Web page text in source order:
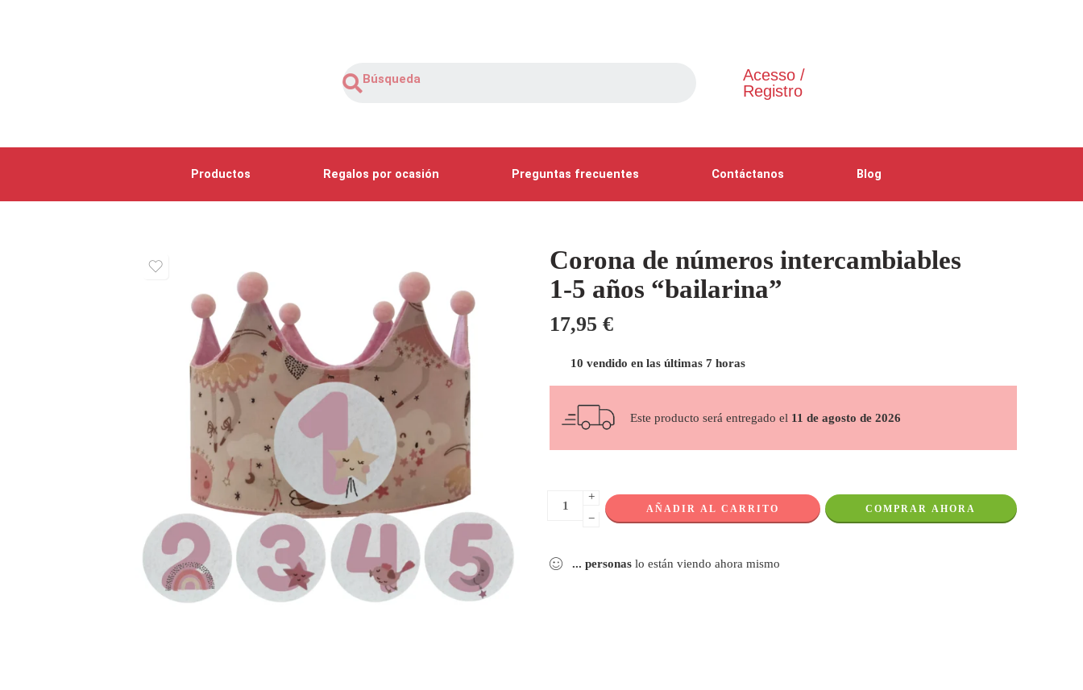
Acesso /
Registro
Productos Regalos por ocasión Preguntas frecuentes Contáctanos Blog
Corona de números intercambiables
1-5 años “bailarina”
17,95 €
10 vendido en las últimas 7 horas
Este producto será entregado el 11 de agosto de 2026
+
−
AÑADIR AL CARRITO COMPRAR AHORA
... personas lo están viendo ahora mismo